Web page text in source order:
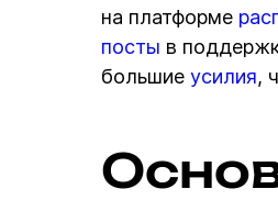
на платформе
посты в
большие усилия,